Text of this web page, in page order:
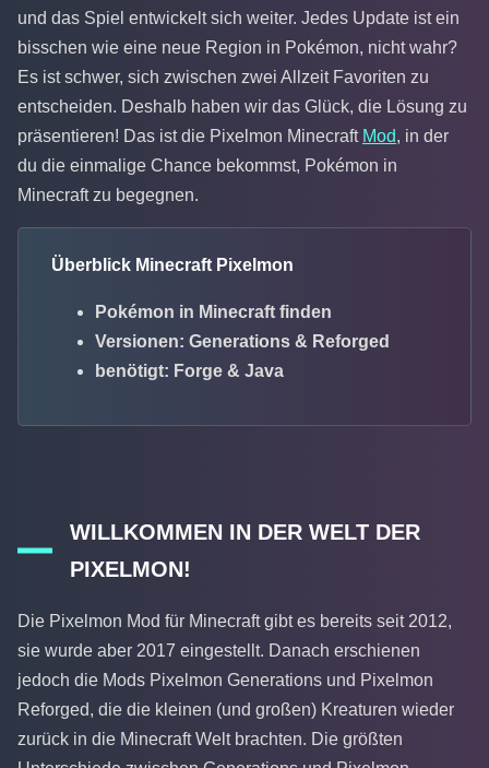
und das Spiel entwickelt sich weiter. Jedes Update ist ein
bisschen wie eine neue Region in Pokémon, nicht wahr?
Es ist schwer, sich zwischen zwei Allzeit Favoriten zu
entscheiden. Deshalb haben wir das Glück, die Lösung zu
präsentieren! Das ist die Pixelmon Minecraft Mod, in der
du die einmalige Chance bekommst, Pokémon in
Minecraft zu begegnen.
Überblick Minecraft Pixelmon
Pokémon in Minecraft finden
Versionen: Generations & Reforged
benötigt: Forge & Java
WILLKOMMEN IN DER WELT DER
PIXELMON!
Die Pixelmon Mod für Minecraft gibt es bereits seit 2012,
sie wurde aber 2017 eingestellt. Danach erschienen
jedoch die Mods Pixelmon Generations und Pixelmon
Reforged, die die kleinen (und großen) Kreaturen wieder
zurück in die Minecraft Welt brachten. Die größten